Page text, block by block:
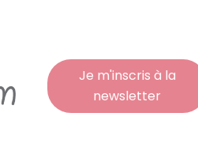
Je m'inscris à la
newsletter